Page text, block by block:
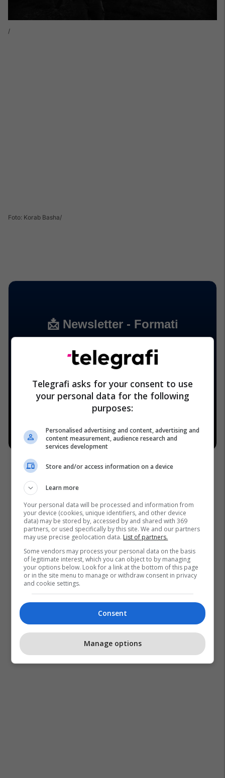
Foto: Korab Basha
Telegrafi asks for your consent to use
your personal data for the following
purposes:
Personalised advertising and content, advertising and
content measurement, audience research and
services development
Store and/or access information on a device
Learn more
Your personal data will be processed and information from
your device (cookies, unique identifiers, and other device
data) may be stored by, accessed by and shared with 369
partners, or used specifically by this site. We and our partners
may use precise geolocation data. List of partners.
Some vendors may process your personal data on the basis
of legitimate interest, which you can object to by managing
your options below. Look for a link at the bottom of this page
or in the site menu to manage or withdraw consent in privacy
and cookie settings.
Consent
Manage options